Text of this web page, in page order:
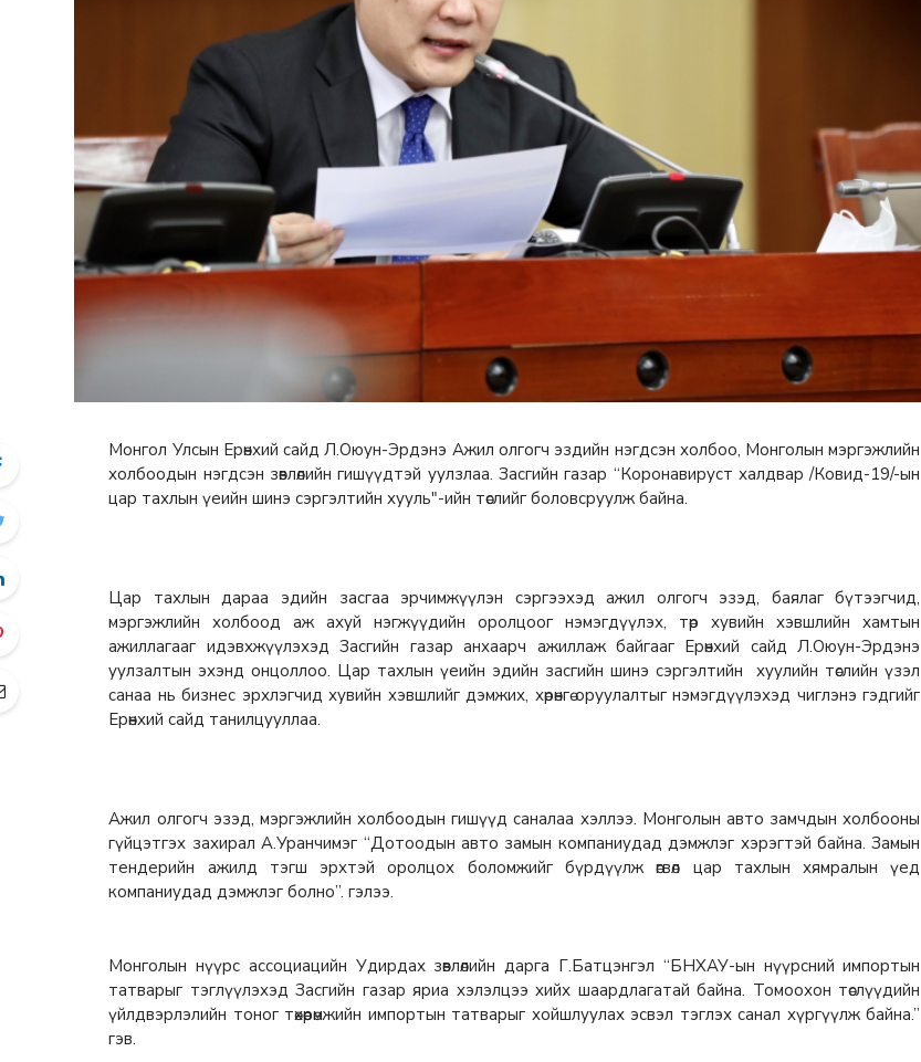
Монгол Улсын Ерөнхий сайд Л.Оюун-Эрдэнэ Ажил олгогч эздийн нэгдсэн холбоо, Монголын мэргэжлийн
холбоодын нэгдсэн зөвлөлийн гишүүдтэй уулзлаа. Засгийн газар “Коронавируст халдвар /Ковид-19/-ын
цар тахлын үеийн шинэ сэргэлтийн хууль"-ийн төслийг боловсруулж байна.
Цар тахлын дараа эдийн засгаа эрчимжүүлэн сэргээхэд ажил олгогч эзэд, баялаг бүтээгчид,
мэргэжлийн холбоод аж ахуй нэгжүүдийн оролцоог нэмэгдүүлэх, төр хувийн хэвшлийн хамтын
ажиллагааг идэвхжүүлэхэд Засгийн газар анхаарч ажиллаж байгааг Ерөнхий сайд Л.Оюун-Эрдэнэ
уулзалтын эхэнд онцоллоо. Цар тахлын үеийн эдийн засгийн шинэ сэргэлтийн хуулийн төслийн үзэл
санаа нь бизнес эрхлэгчид хувийн хэвшлийг дэмжих, хөрөнгө оруулалтыг нэмэгдүүлэхэд чиглэнэ гэдгийг
Ерөнхий сайд танилцууллаа.
Ажил олгогч эзэд, мэргэжлийн холбоодын гишүүд саналаа хэллээ. Монголын авто замчдын холбооны
гүйцэтгэх захирал А.Уранчимэг “Дотоодын авто замын компаниудад дэмжлэг хэрэгтэй байна. Замын
тендерийн ажилд тэгш эрхтэй оролцох боломжийг бүрдүүлж өгвөл цар тахлын хямралын үед
компаниудад дэмжлэг болно”. гэлээ.
Монголын нүүрс ассоциацийн Удирдах зөвлөлийн дарга Г.Батцэнгэл “БНХАУ-ын нүүрсний импортын
татварыг тэглүүлэхэд Засгийн газар яриа хэлэлцээ хийх шаардлагатай байна. Томоохон төслүүдийн
үйлдвэрлэлийн тоног төхөөрөмжийн импортын татварыг хойшлуулах эсвэл тэглэх санал хүргүүлж байна.”
гэв.